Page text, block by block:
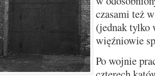
czasami też
(jednak tylko
więźniowie
Po wojnie